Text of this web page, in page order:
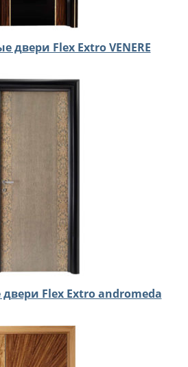
Flex Extro VENERE
Flex Extro andromeda